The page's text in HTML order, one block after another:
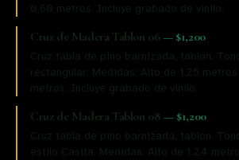
0.60 metros. Incluye grabado de vinilo.
Cruz de Madera Tablon 06— $1,200
Cruz tabla de pino barnizada, tablon.
rectangular. Medidas: Alto de 1.25
metros. Incluye grabado de vinilo.
Cruz de Madera Tablon 08 — $1,200
Cruz tabla de pino barnizada, tablon.
estilo Casita. Medidas: Alto de 1.24